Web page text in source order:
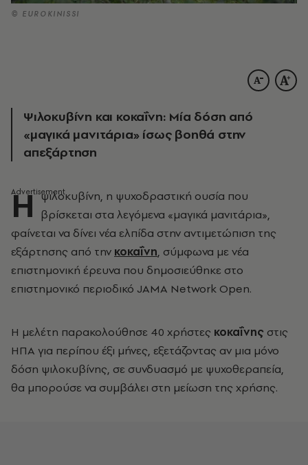
© EUROKINISSI
Ψιλοκυβίνη και κοκαΐνη: Μία δόση από
«μαγικά μανιτάρια» ίσως βοηθά στην
απεξάρτηση
Η ψιλοκυβίνη, η ψυχοδραστική ουσία που
βρίσκεται στα λεγόμενα «μαγικά μανιτάρια»,
φαίνεται να δίνει νέα ελπίδα στην αντιμετώπιση της
εξάρτησης από την κοκαΐνη, σύμφωνα με νέα
επιστημονική έρευνα που δημοσιεύθηκε στο
επιστημονικό περιοδικό JAMA Network Open.
Η μελέτη παρακολούθησε 40 χρήστες κοκαΐνης στις
ΗΠΑ για περίπου έξι μήνες, εξετάζοντας αν μια μόνο
δόση ψιλοκυβίνης, σε συνδυασμό με ψυχοθεραπεία,
θα μπορούσε να συμβάλει στη μείωση της χρήσης.